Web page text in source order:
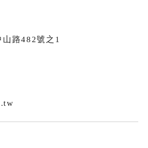
山路482號之1